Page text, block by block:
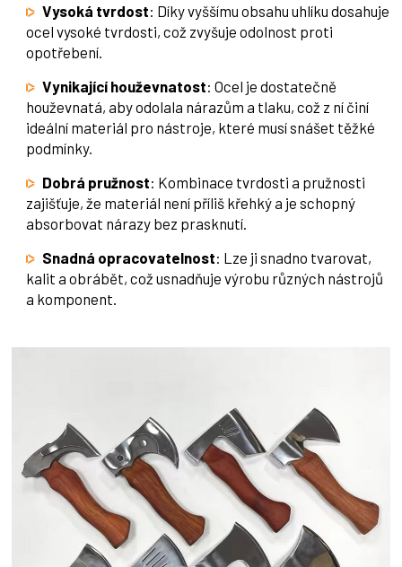
Vysoká tvrdost: Díky vyššímu obsahu uhlíku dosahuje
ocel vysoké tvrdosti, což zvyšuje odolnost proti
opotřebení.
Vynikající houževnatost: Ocel je dostatečně
houževnatá, aby odolala nárazům a tlaku, což z ní činí
ideální materiál pro nástroje, které musí snášet těžké
podmínky.
Dobrá pružnost: Kombinace tvrdosti a pružnosti
zajišťuje, že materiál není příliš křehký a je schopný
absorbovat nárazy bez prasknutí.
Snadná opracovatelnost: Lze ji snadno tvarovat,
kalit a obrábět, což usnadňuje výrobu různých nástrojů
a komponent.